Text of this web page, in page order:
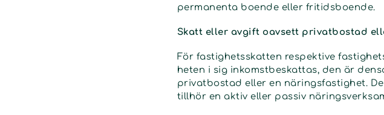
permanenta boende eller fritids­boende.
Skatt eller avgift oavsett privatbostad
För fastighetsskatten respektive
heten i sig inkomstbeskattas, den är
privatbostad eller en näringsfastighet.
tillhör en aktiv eller passiv